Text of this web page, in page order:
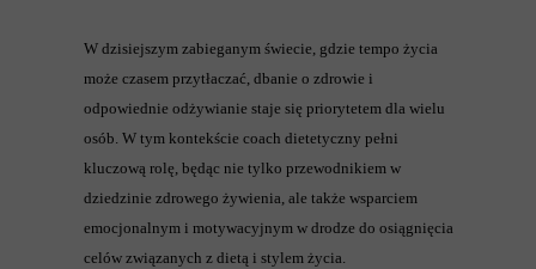
W dzisiejszym zabieganym świecie, gdzie tempo życia
może czasem przytłaczać, dbanie o zdrowie i
odpowiednie odżywianie staje się priorytetem dla wielu
osób. W tym kontekście coach dietetyczny pełni
kluczową rolę, będąc nie tylko przewodnikiem w
dziedzinie zdrowego żywienia, ale także wsparciem
emocjonalnym i motywacyjnym w drodze do osiągnięcia
celów związanych z dietą i stylem życia.